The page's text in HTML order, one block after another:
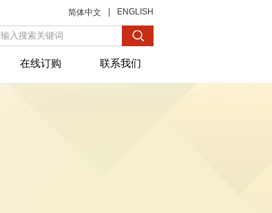
简体中文 ENGLISH
在线订购 联系我们